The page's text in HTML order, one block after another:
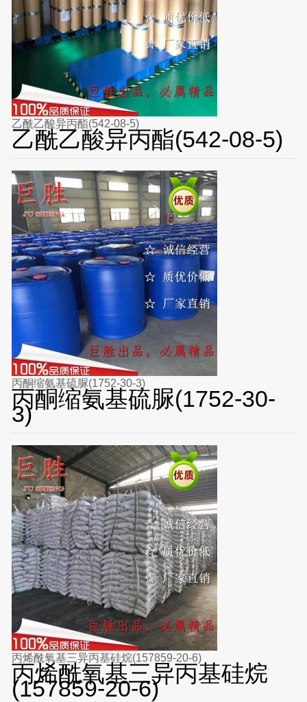
乙酰乙酸异丙酯(542-08-5)
乙酰乙酸异丙酯(542-08-5)
丙酮缩氨基硫脲(1752-30-3)
丙酮缩氨基硫脲(1752-30-
3)
丙烯酰氧基三异丙基硅烷(157859-20-6)
丙烯酰氧基三异丙基硅烷
(157859-20-6)